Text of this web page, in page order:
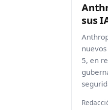
sus
5, en